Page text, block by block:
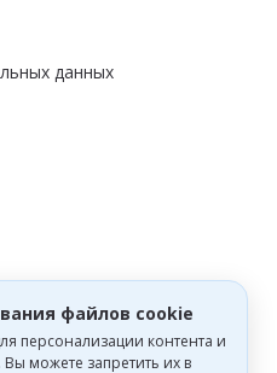
файлов cookie
персонализации контента и
Вы можете запретить их в
данных
дзен
в Telegram